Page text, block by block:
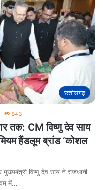
छत्तीसगढ़
843
तक: CM विष्णु देव साय
हैंडलूम ब्रांड ‘कोशल
विष्णु देव साय ने राजधानी
में…